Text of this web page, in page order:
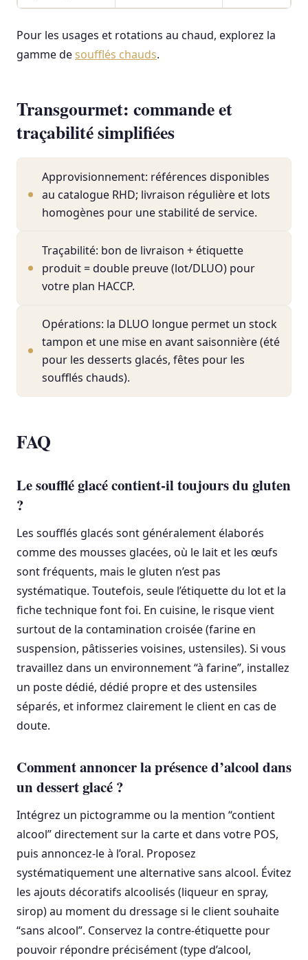
Pour les usages et rotations au chaud, explorez la
gamme desoufflés chauds.
Transgourmet: commande et
traçabilité simplifiées
Approvisionnement: références disponibles
au catalogue RHD; livraison régulière et lots
homogènes pour une stabilité de service.
Traçabilité: bon de livraison + étiquette
produit = double preuve (lot/DLUO) pour
votre plan HACCP.
Opérations: la DLUO longue permet un stock
tampon et une mise en avant saisonnière (été
pour les desserts glacés, fêtes pour les
soufflés chauds).
FAQ
Le soufflé glacé contient-il toujours du gluten
?
Les soufflés glacés sont généralement élaborés
comme des mousses glacées, où le lait et les œufs
sont fréquents, mais le gluten n’est pas
systématique. Toutefois, seule l’étiquette du lot et la
fiche technique font foi. En cuisine, le risque vient
surtout de la contamination croisée (farine en
suspension, pâtisseries voisines, ustensiles). Si vous
travaillez dans un environnement “à farine”, installez
un poste dédié, dédié propre et des ustensiles
séparés, et informez clairement le client en cas de
doute.
Comment annoncer la présence d’alcool dans
un dessert glacé ?
Intégrez un pictogramme ou la mention “contient
alcool” directement sur la carte et dans votre POS,
puis annoncez-le à l’oral. Proposez
systématiquement une alternative sans alcool. Évitez
les ajouts décoratifs alcoolisés (liqueur en spray,
sirop) au moment du dressage si le client souhaite
“sans alcool”. Conservez la contre-étiquette pour
pouvoir répondre précisément (type d’alcool,